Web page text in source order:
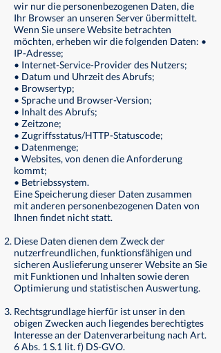
wir nur die personenbezogenen Daten, die
Ihr Browser an unseren Server übermittelt.
Wenn Sie unsere Website betrachten
möchten, erheben wir die folgenden Daten: •
IP-Adresse;
• Internet-Service-Provider des Nutzers;
• Datum und Uhrzeit des Abrufs;
• Browsertyp;
• Sprache und Browser-Version;
• Inhalt des Abrufs;
• Zeitzone;
• Zugriffsstatus/HTTP-Statuscode;
• Datenmenge;
• Websites, von denen die Anforderung
kommt;
• Betriebssystem.
Eine Speicherung dieser Daten zusammen
mit anderen personenbezogenen Daten von
Ihnen findet nicht statt.
Diese Daten dienen dem Zweck der
nutzerfreundlichen, funktionsfähigen und
sicheren Auslieferung unserer Website an Sie
mit Funktionen und Inhalten sowie deren
Optimierung und statistischen Auswertung.
Rechtsgrundlage hierfür ist unser in den
obigen Zwecken auch liegendes berechtigtes
Interesse an der Datenverarbeitung nach Art.
6 Abs. 1 S.1 lit. f) DS-GVO.